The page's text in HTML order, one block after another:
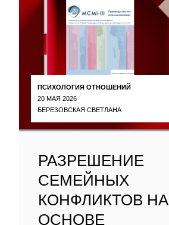
ПСИХОЛОГИЯ ОТНОШЕНИЙ
20 МАЯ 2026
БЕРЕЗОВСКАЯ СВЕТЛАНА
РАЗРЕШЕНИЕ
СЕМЕЙНЫХ
КОНФЛИКТОВ НА
ОСНОВЕ